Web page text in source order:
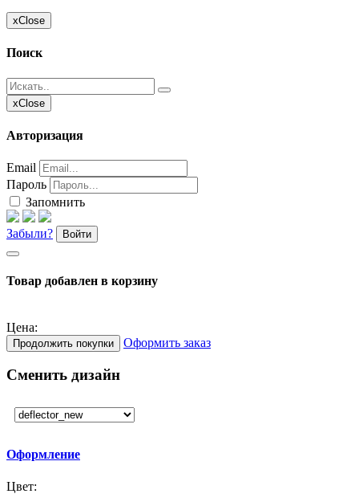
xClose
Поиск
xClose
Авторизация
Email
Пароль
Запомнить
Забыли? Войти
Товар добавлен в корзину
Цена:
Продолжить покупки Оформить заказ
Сменить дизайн
Оформление
Цвет: